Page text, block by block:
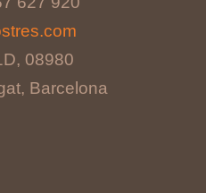
08980
Barcelona